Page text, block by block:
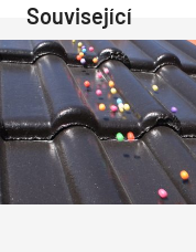
Související